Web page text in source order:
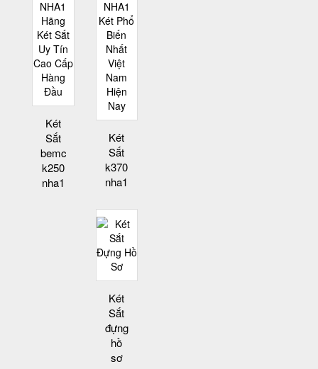
Két
Sắt
bemc
k250
nha1
Két
Sắt
k370
nha1
Két
Sắt
đựng
hồ
sơ